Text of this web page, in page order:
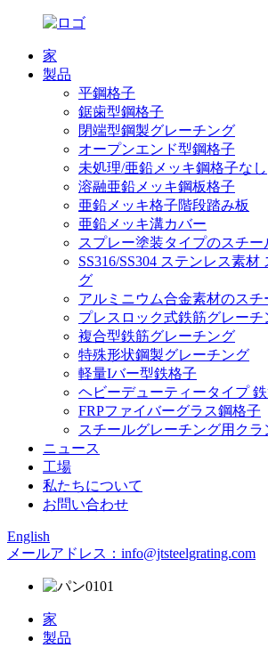
家
製品
平鋼格子
鋸歯型鋼格子
閉端型鋼製グレーチング
オープンエンド型鋼格子
未処理/亜鉛メッキ鋼格子なし
溶融亜鉛メッキ鋼板格子
亜鉛メッキ格子階段踏み板
亜鉛メッキ溝カバー
スプレー塗装タイプのスチ
SS316/SS304 ステンレス素
グ
アルミニウム合金素材のス
プレスロック式鉄筋グレーチ
複合型鉄筋グレーチング
特殊形状鋼製グレーチング
軽量Iバー型鉄格子
ヘビーデューティータイプ
FRPファイバーグラス鋼格子
スチールグレーチング用ク
ニュース
工場
私たちについて
お問い合わせ
English
メールアドレス：info@jtsteelgrating.com
家
製品